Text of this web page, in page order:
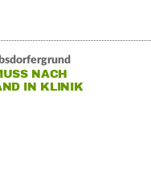
NACH
IN KLINIK